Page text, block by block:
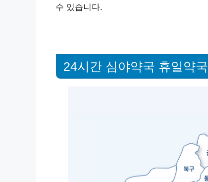
수 있습니다.
24시간 심야약국 휴일약국